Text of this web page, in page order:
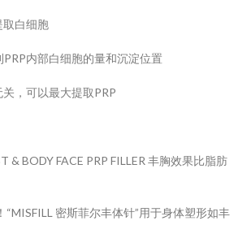
取白细胞
内部白细胞的量和沉淀位置
，可以最大提取PRP
& BODY FACE PRP FILLER 丰胸效果比脂肪
密斯菲尔丰体针”用于身体塑形如丰